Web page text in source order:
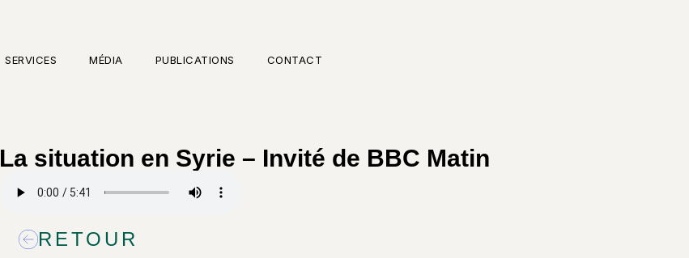
SERVICES MÉDIA PUBLICATIONS CONTACT
La situation en Syrie – Invité de BBC Matin
RETOUR